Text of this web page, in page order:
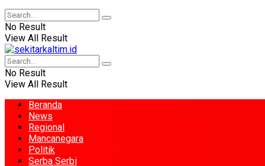
No Result
View All Result
No Result
View All Result
Beranda
News
Regional
Mancanegara
Politik
Serba Serbi